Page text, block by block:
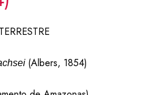
TERRESTRE
(Albers, 1854)